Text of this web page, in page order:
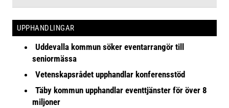
UPPHANDLINGAR
Uddevalla kommun söker eventarrangör till
seniormässa
Vetenskapsrådet upphandlar konferensstöd
Täby kommun upphandlar eventtjänster för över 8
miljoner